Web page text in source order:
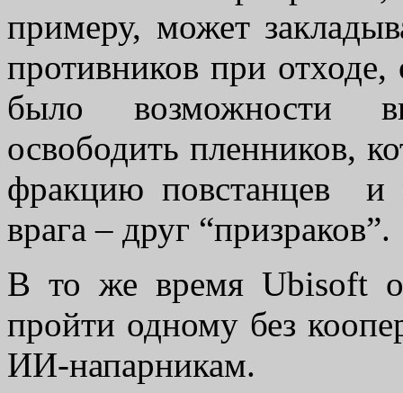
примеру, может
противников при
было возможности
освободить пленников,
фракцию повстанцев и
врага – друг “призраков”.
В то же время Ubisoft
пройти одному без
ИИ-напарникам.